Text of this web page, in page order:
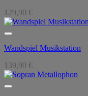
129,90 €
Wandspiel Musikstation
139,90 €